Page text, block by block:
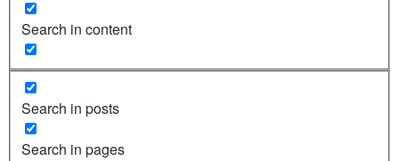
Search in content
Search in posts
Search in pages